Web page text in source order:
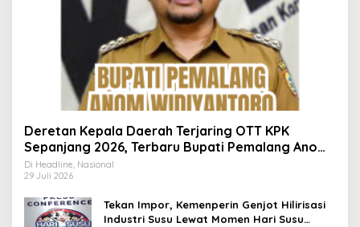
Deretan Kepala Daerah Terjaring OTT KPK
Sepanjang 2026, Terbaru Bupati Pemalang Anom
Widiyantoro
Di Headline, Nasional
29 Juli 2026
Tekan Impor, Kemenperin Genjot Hilirisasi
Industri Susu Lewat Momen Hari Susu